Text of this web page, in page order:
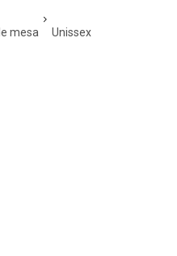
mesa unissex